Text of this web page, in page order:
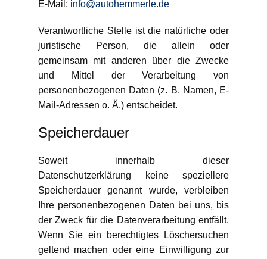
E-Mail: info@autohemmerle.de
Verantwortliche Stelle ist die natürliche oder
juristische Person, die allein oder
gemeinsam mit anderen über die Zwecke
und Mittel der Verarbeitung von
personenbezogenen Daten (z. B. Namen, E-
Mail-Adressen o. Ä.) entscheidet.
Speicherdauer
Soweit innerhalb dieser
Datenschutzerklärung keine speziellere
Speicherdauer genannt wurde, verbleiben
Ihre personenbezogenen Daten bei uns, bis
der Zweck für die Datenverarbeitung entfällt.
Wenn Sie ein berechtigtes Löschersuchen
geltend machen oder eine Einwilligung zur